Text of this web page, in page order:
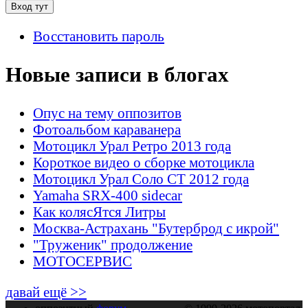
Восстановить пароль
Новые записи в блогах
Опус на тему оппозитов
Фотоальбом караванера
Мотоцикл Урал Ретро 2013 года
Короткое видео о сборке мотоцикла
Мотоцикл Урал Соло СТ 2012 года
Yamaha SRX-400 sidecar
Как колясЯтся Литры
Москва-Астрахань "Бутерброд с икрой"
"Труженик" продолжение
МОТОСЕРВИС
давай ещё >>